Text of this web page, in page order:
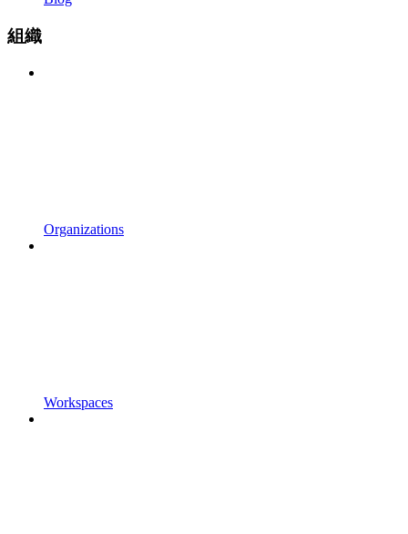
組織
Organizations
Workspaces